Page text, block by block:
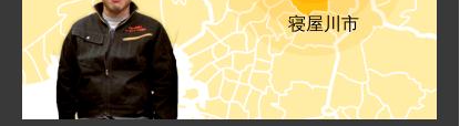
寝屋川市